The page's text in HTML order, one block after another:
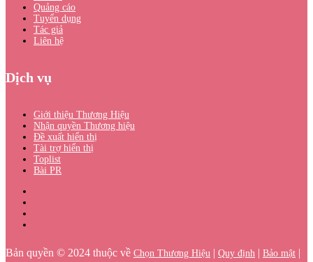
Quảng cáo
Tuyển dụng
Tác giả
Liên hệ
Dịch vụ
Giới thiệu Thương Hiệu
Nhận quyền Thương hiệu
Đề xuất hiển thị
Tài trợ hiển thị
Toplist
Bài PR
Bản quyền © 2024 thuộc về Chọn Thương Hiệu | Quy định | Bảo mật |